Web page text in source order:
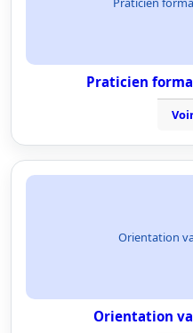
Praticien
Orientation
Orientation